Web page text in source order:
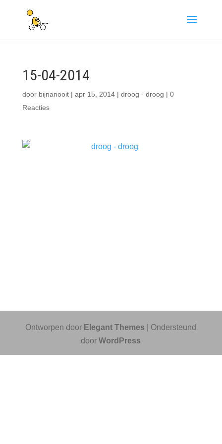
15-04-2014
door bijnanooit| apr 15, 2014| droog - droog | 0
Reacties
Ontworpen door Elegant Themes | Ondersteund
doorWordPress